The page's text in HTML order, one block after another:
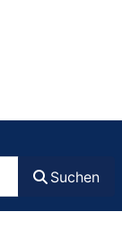
Suchen